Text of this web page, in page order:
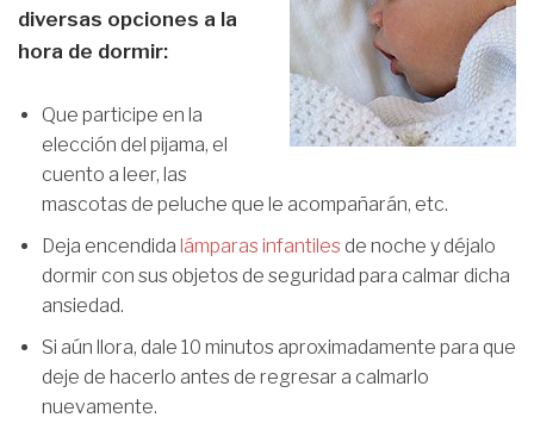
diversas opciones a la
hora de dormir:
Que participe en la
elección del pijama, el
cuento a leer, las
mascotas de peluche que le acompañarán, etc.
Deja encendida lámparas infantiles de noche y déjalo
dormir con sus objetos de seguridad para calmar dicha
ansiedad.
Si aún llora, dale 10 minutos aproximadamente para que
deje de hacerlo antes de regresar a calmarlo
nuevamente.